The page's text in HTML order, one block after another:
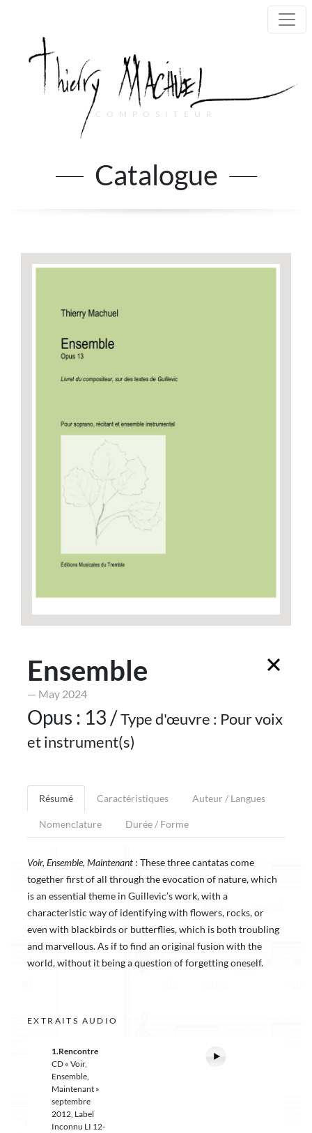
COMPOSITEUR
Main Navigation
Catalogue
Ensemble
— May 2024
Opus : 13 /Type d'œuvre : Pour voix
et instrument(s)
Résumé Caractéristiques Auteur / Langues
Nomenclature Durée / Forme
Voir, Ensemble, Maintenant : These three cantatas come
together first of all through the evocation of nature, which
is an essential theme in Guillevic’s work, with a
characteristic way of identifying with flowers, rocks, or
even with blackbirds or butterflies, which is both troubling
and marvellous. As if to find an original fusion with the
world, without it being a question of forgetting oneself.
EXTRAITS AUDIO
1.Rencontre
CD « Voir,
Ensemble,
Maintenant »
septembre
2012, Label
Inconnu LI 12-